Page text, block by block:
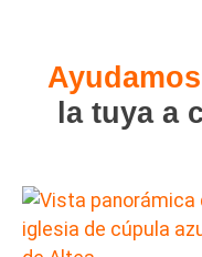
Ayudamos
la tuya a